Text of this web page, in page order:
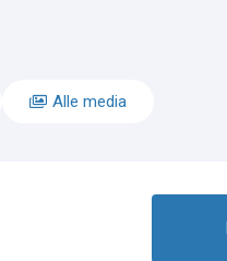
Alle media